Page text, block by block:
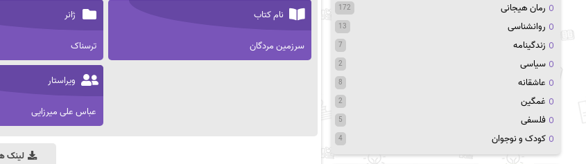
نام کتاب
سرزمین مردگان
ژانر
ترسناک
ویراستار
عباس علی میرزایی
لینک
رمان هیجانی 172
روانشناسی 13
زندگینامه 7
سیاسی 2
عاشقانه 8
غمگین 2
فلسفی 5
کودک و نوجوان 4